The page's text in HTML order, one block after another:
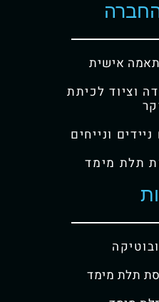
אישית
וציוד לכיתת
ונייחים
תלת מימד
תלת מימד